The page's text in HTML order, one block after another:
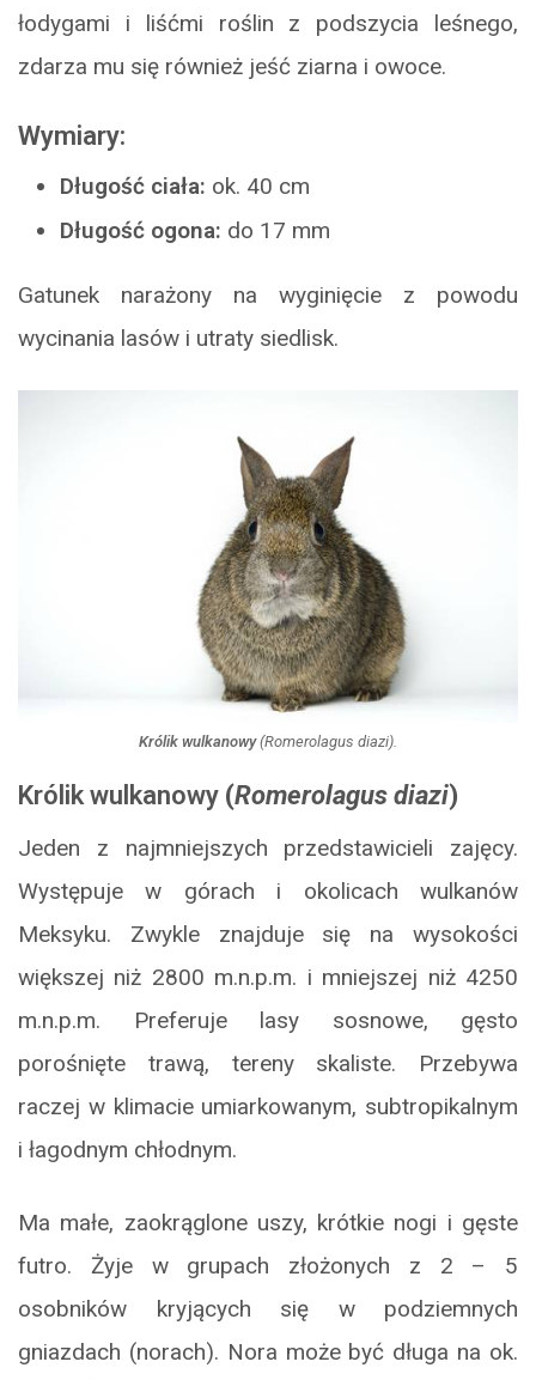
łodygami i liśćmi roślin z podszycia leśnego,
zdarza mu się również jeść ziarna i owoce.
Wymiary:
Długość ciała: ok. 40 cm
Długość ogona: do 17 mm
Gatunek narażony na wyginięcie z powodu
wycinania lasów i utraty siedlisk.
Królik wulkanowy(Romerolagus diazi).
Królik wulkanowy (Romerolagus diazi)
Jeden z najmniejszych przedstawicieli zajęcy.
Występuje w górach i okolicach wulkanów
Meksyku. Zwykle znajduje się na wysokości
większej niż 2800 m.n.p.m. i mniejszej niż 4250
m.n.p.m. Preferuje lasy sosnowe, gęsto
porośnięte trawą, tereny skaliste. Przebywa
raczej w klimacie umiarkowanym, subtropikalnym
i łagodnym chłodnym.
Ma małe, zaokrąglone uszy, krótkie nogi i gęste
futro. Żyje w grupach złożonych z 2 – 5
osobników kryjących się w podziemnych
gniazdach (norach). Nora może być długa na ok.